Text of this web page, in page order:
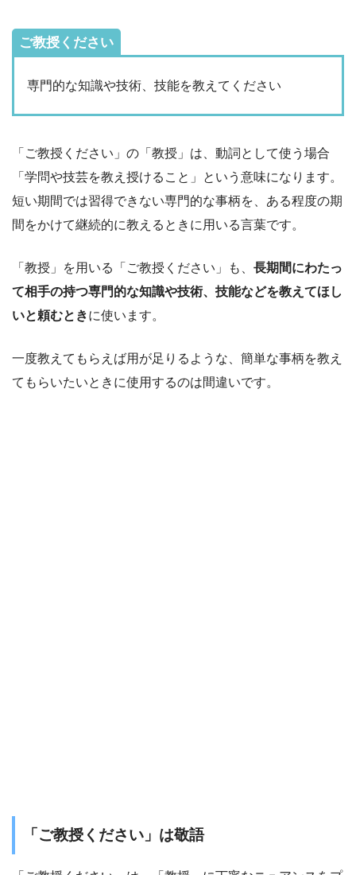
ご教授ください
専門的な知識や技術、技能を教えてください
「ご教授ください」の「教授」は、動詞として使う場合
「学問や技芸を教え授けること」という意味になります。
短い期間では習得できない専門的な事柄を、ある程度の期
間をかけて継続的に教えるときに用いる言葉です。
「教授」を用いる「ご教授ください」も、 長期間にわたっ
て相手の持つ専門的な知識や技術、技能などを教えてほし
いと頼むときに使います。
一度教えてもらえば用が足りるような、簡単な事柄を教え
てもらいたいときに使用するのは間違いです。
「ご教授ください」は敬語